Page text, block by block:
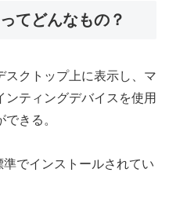
てどんなもの？
クトップ上に表示し、マ
ンティングデバイスを使用
きる。
でインストールされてい